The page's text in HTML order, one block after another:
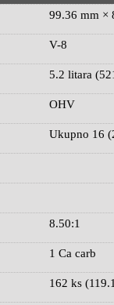
99.36 mm ×
V-8
5.2 litara
OHV
Ukupno 16
8.50:1
1 Ca carb
162 ks